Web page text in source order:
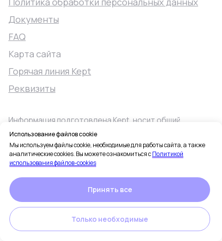
Использование файлов cookie
Мы используем файлы cookie, необходимые для работы сайта, а также
аналитические cookies. Вы можете ознакомиться сПолитикой
использования файлов-cookies
Принять все
Только необходимые